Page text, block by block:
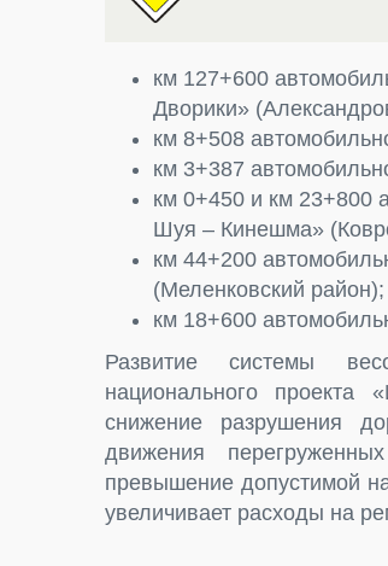
км 127+600
Дворики»
км 8+508
км 3+387
км 0+450 и км 23+800
Шуя – Кинешма»
км 44+200
(Меленковский район);
км 18+600
Развитие системы
национального
снижение разрушения
движения
превышение допустимой
увеличивает расходы на